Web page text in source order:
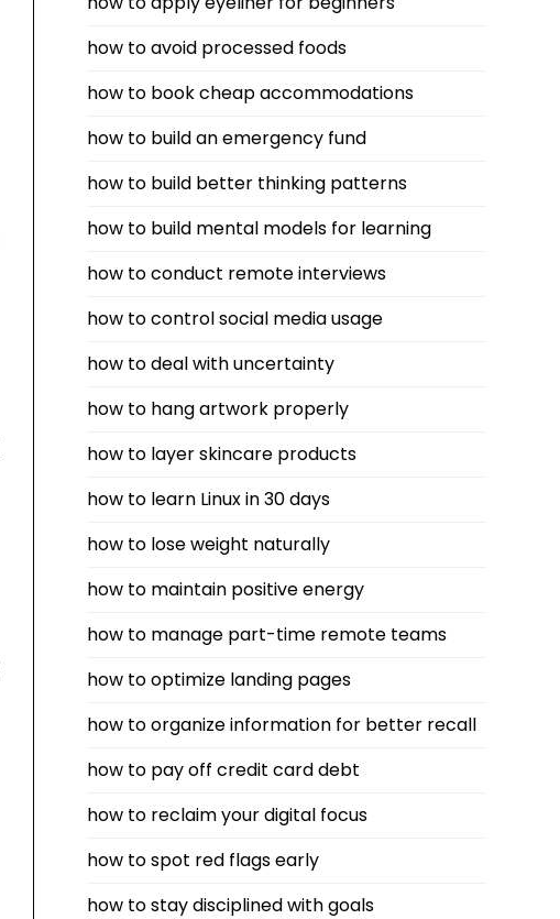
how to avoid processed foods
how to book cheap accommodations
how to build an emergency fund
how to build better thinking patterns
how to build mental models for learning
how to conduct remote interviews
how to control social media usage
how to deal with uncertainty
how to hang artwork properly
how to layer skincare products
how to learn Linux in 30 days
how to lose weight naturally
how to maintain positive energy
how to manage part-time remote teams
how to optimize landing pages
how to organize information for better recall
how to pay off credit card debt
how to reclaim your digital focus
how to spot red flags early
how to stay disciplined with goals